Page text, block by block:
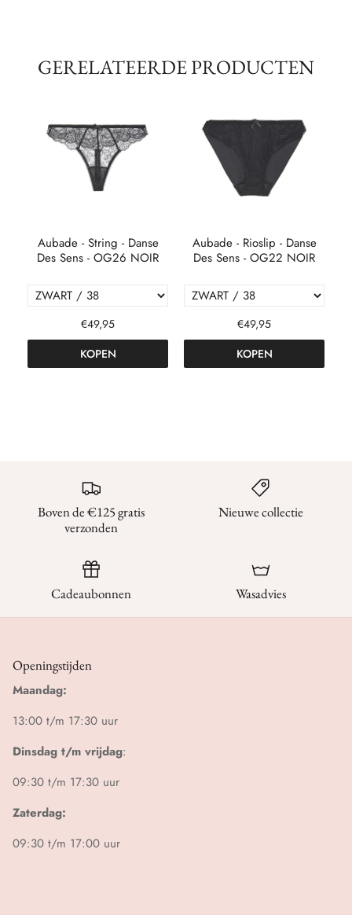
GERELATEERDE PRODUCTEN
Aubade - String - Danse
Des Sens - OG26 NOIR
€49,95
KOPEN
Aubade - Rioslip - Danse
Des Sens - OG22 NOIR
€49,95
KOPEN
Boven de €125 gratis
verzonden
Nieuwe collectie
Cadeaubonnen Wasadvies
Openingstijden
Maandag:
13:00 t/m 17:30 uur
Dinsdag t/m vrijdag:
09:30 t/m 17:30 uur
Zaterdag:
09:30 t/m 17:00 uur